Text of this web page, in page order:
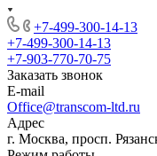
+7-499-300-14-13
+7-499-300-14-13
+7-903-770-70-75
Заказать звонок
E-mail
Office@transcom-ltd.ru
Адрес
г. Москва, просп.